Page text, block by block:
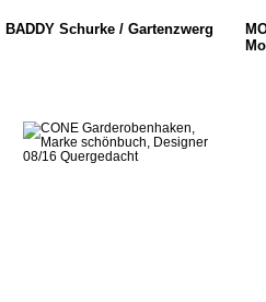
BADDY Schurke / Gartenzwerg